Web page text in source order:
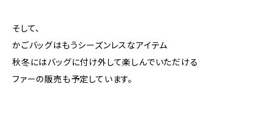
そして、
かごバッグはもうシーズンレスなアイテム
秋冬にはバッグに付け外して楽しんでいただける
ファーの販売も予定しています。